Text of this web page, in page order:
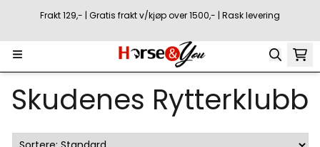
Hopp til innhold
Frakt 129,- | Gratis frakt v/kjøp over 1500,- | Rask levering
Skudenes Rytterklubb